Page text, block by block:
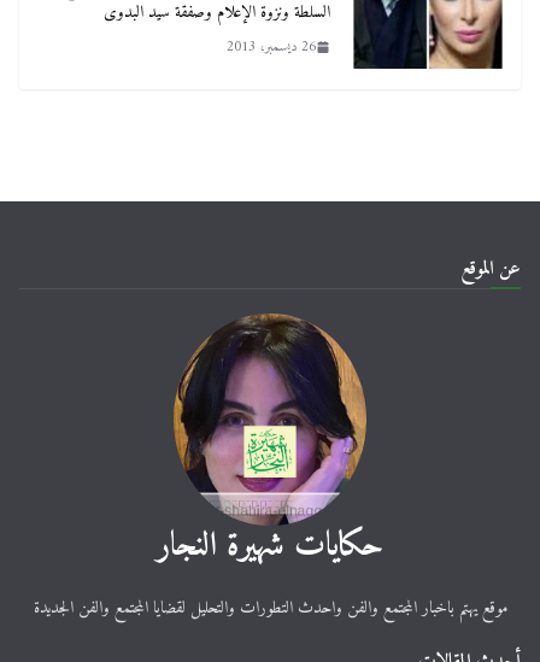
السلطة ونزوة الإعلام وصفقة سيد البدوى
26 ديسمبر، 2013
عن الموقع
حكايات شهيرة النجار
موقع يهتم باخبار المجتمع والفن واحدث التطورات والتحليل لقضايا المجتمع والفن الجديدة